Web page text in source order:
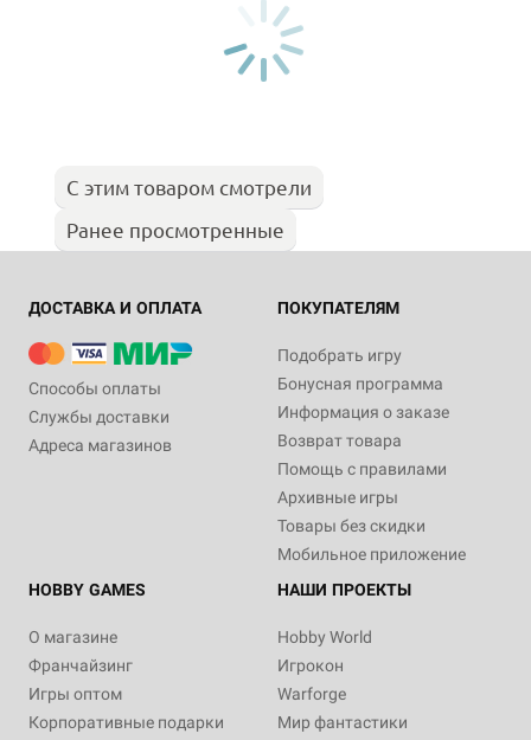
С этим товаром смотрели
Ранее просмотренные
ДОСТАВКА И ОПЛАТА
Способы оплаты
Службы доставки
Адреса магазинов
ПОКУПАТЕЛЯМ
Подобрать игру
Бонусная программа
Информация о заказе
Возврат товара
Помощь с правилами
Архивные игры
Товары без скидки
Мобильное приложение
HOBBY GAMES
О магазине
Франчайзинг
Игры оптом
Корпоративные подарки
НАШИ ПРОЕКТЫ
Hobby World
Игрокон
Warforge
Мир фантастики